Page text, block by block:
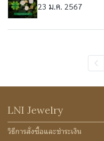
23 ม.ค. 2567
LNI Jewelry
วิธีการสั่งซื้อและชำระเงิน